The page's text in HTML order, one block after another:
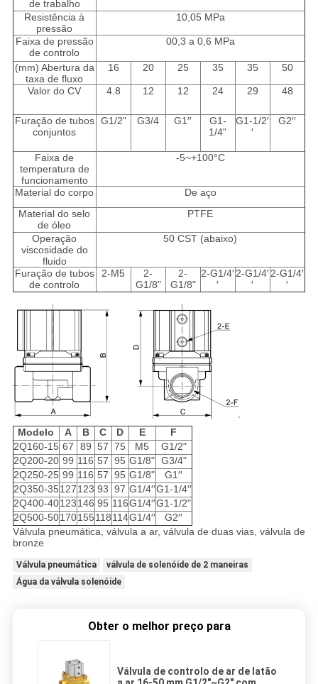
de trabalho
Resistência à
pressão
10,05 MPa
Faixa de pressão
de controlo
00,3 a 0,6 MPa
(mm) Abertura da
taxa de fluxo
16 20 25 35 35 50
Valor do CV 4.8 12 12 24 29 48
Furação de tubos
conjuntos
G1/2" G3/4 G1′′
G1-
1/4"
G1-1/2′
′
G2′′
Faixa de
temperatura de
funcionamento
-5~+100°C
Material do corpo
De aço
Material do selo
de óleo
PTFE
Operação
viscosidade do
fluido
50 CST (abaixo)
Furação de tubos
de controlo
2-M5
2-
G1/8"
2-
G1/8"
2-G1/4′
′
2-G1/4′
′
2-G1/4′
′
Modelo A B C D E
F
2Q160-15 67 89 57 75 M5
G1/2"
2Q200-20 99 116 57 95 G1/8" G3/4"
2Q250-25 99 116 57 95 G1/8"
G1′′
2Q350-35127123 93 97 G1/4′′G1-1/4′′
2Q400-40123146 95 116G1/4′′G1-1/2"
2Q500-50170155118114G1/4′′
G2′′
Válvula pneumática, válvula a ar, válvula de duas vias, válvula de
bronze
Válvula pneumática
válvula de solenóide de 2 maneiras
Água da válvula solenóide
Obter o melhor preço para
Válvula de controlo de ar de latão